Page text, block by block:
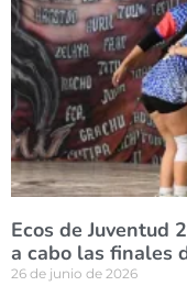
Ecos de Juventud
a cabo las finales
26 de junio de 2026